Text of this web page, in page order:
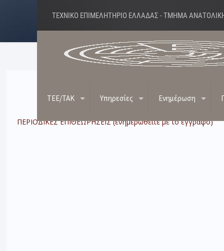
ΤΕΧΝΙΚΟ ΕΠΙΜΕΛΗΤΗΡΙΟ ΕΛΛΑΔΑΣ - ΤΜΗΜΑ
TEE/TAK Υπηρεσίες Ενημέρωση
ΠΕΡΙΟΔΙΚΕΣ ΕΠΙΘΕΩΡΗΣΕΙΣ (ενημερωθείτε με το έγγραφο)